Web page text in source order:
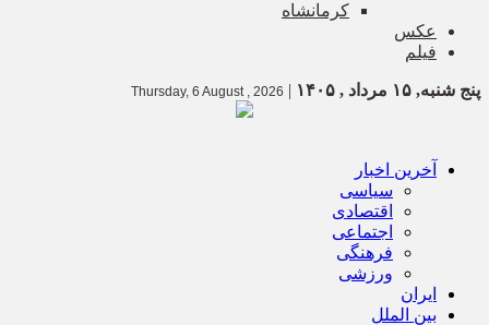
کرمانشاه
عکس
فیلم
پنج شنبه, ۱۵ مرداد , ۱۴۰۵ |
Thursday, 6 August , 2026
آخرین اخبار
سیاسی
اقتصادی
اجتماعی
فرهنگی
ورزشی
ایران
بین الملل